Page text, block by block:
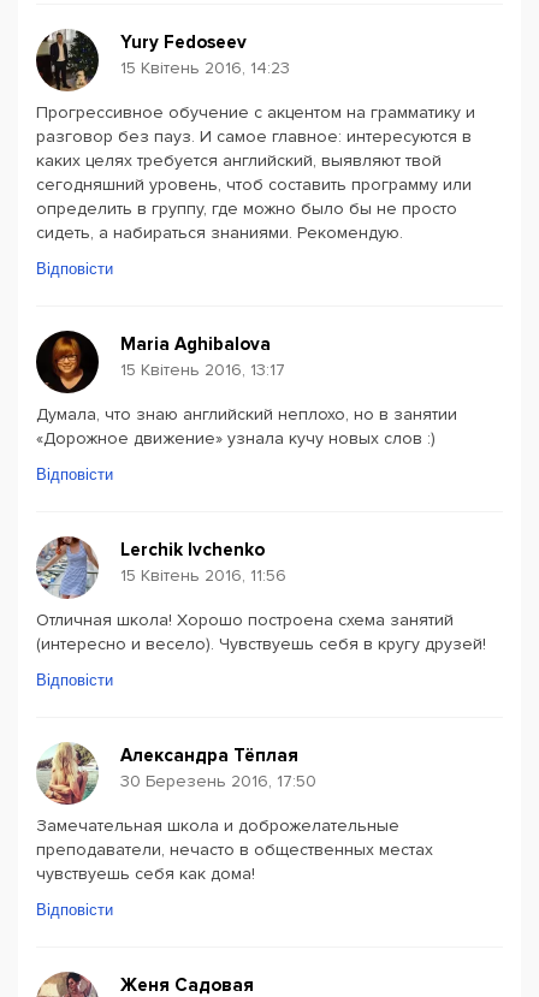
Yury Fedoseev
15 Квітень 2016, 14:23
Прогрессивное обучение с акцентом на грамматику и
разговор без пауз. И самое главное: интересуются в
каких целях требуется английский, выявляют твой
сегодняшний уровень, чтоб составить программу или
определить в группу, где можно было бы не просто
сидеть, а набираться знаниями. Рекомендую.
Відповісти
Maria Aghibalova
15 Квітень 2016, 13:17
Думала, что знаю английский неплохо, но в занятии
«Дорожное движение» узнала кучу новых слов :)
Відповісти
Lerchik Ivchenko
15 Квітень 2016, 11:56
Отличная школа! Хорошо построена схема занятий
(интересно и весело). Чувствуешь себя в кругу друзей!
Відповісти
Александра Тёплая
30 Березень 2016, 17:50
Замечательная школа и доброжелательные
преподаватели, нечасто в общественных местах
чувствуешь себя как дома!
Відповісти
Женя Садовая